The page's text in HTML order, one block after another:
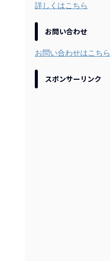
詳しくはこちら
お問い合わせ
お問い合わせはこちら
スポンサーリンク